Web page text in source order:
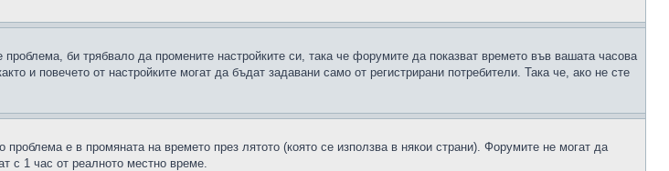
би трябвало да промените настройките си, така че форумите да показват времето във вашата часова
повечето от настройките могат да бъдат задавани само от регистрирани потребители. Така че, ако не сте
е в промяната на времето през лятото (която се използва в някои страни). Форумите не могат да
с 1 час от реалното местно време.